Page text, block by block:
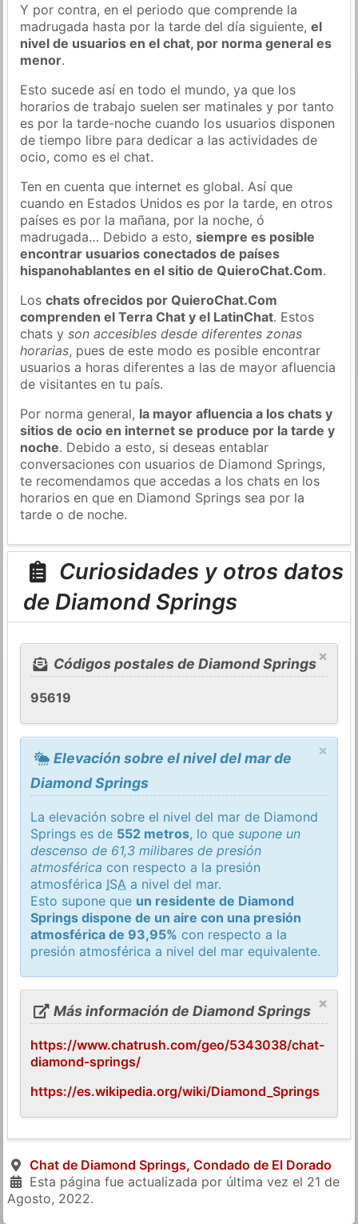
Y por contra, en el periodo que comprende la
madrugada hasta por la tarde del día siguiente,el
nivel de usuarios en el chat, por norma general es
menor.
Esto sucede así en todo el mundo, ya que los
horarios de trabajo suelen ser matinales y por tanto
es por la tarde-noche cuando los usuarios disponen
de tiempo libre para dedicar a las actividades de
ocio, como es el chat.
Ten en cuenta que internet es global. Así que
cuando en Estados Unidos es por la tarde, en otros
países es por la mañana, por la noche, ó
madrugada… Debido a esto,siempre es posible
encontrar usuarios conectados de países
hispanohablantes en el sitio de QuieroChat.Com.
Loschats ofrecidos por QuieroChat.Com
comprenden el Terra Chat y el LatinChat. Estos
chats yson accesibles desde diferentes zonas
horarias, pues de este modo es posible encontrar
usuarios a horas diferentes a las de mayor afluencia
de visitantes en tu país.
Por norma general, la mayor afluencia a los chats y
sitios de ocio en internet se produce por la tarde y
noche. Debido a esto, si deseas entablar
conversaciones con usuarios de Diamond Springs,
te recomendamos que accedas a los chats en los
horarios en que en Diamond Springs sea por la
tarde o de noche.
Curiosidades y otros datos
de Diamond Springs
×
Códigos postales de Diamond Springs
95619
×
Elevación sobre el nivel del mar de
Diamond Springs
La elevación sobre el nivel del mar de Diamond
Springs es de 552 metros, lo quesupone un
descenso de 61,3 milibares de presión
atmosférica con respecto a la presión
atmosférica ISA a nivel del mar.
Esto supone que un residente de Diamond
Springs dispone de un aire con una presión
atmosférica de 93,95% con respecto a la
presión atmosférica a nivel del mar equivalente.
×
Más información de Diamond Springs
https://www.chatrush.com/geo/5343038/chat-
diamond-springs/
https://es.wikipedia.org/wiki/Diamond_Springs
Chat de Diamond Springs, Condado de El Dorado
Esta página fue actualizada por última vez el 21 de
Agosto, 2022.